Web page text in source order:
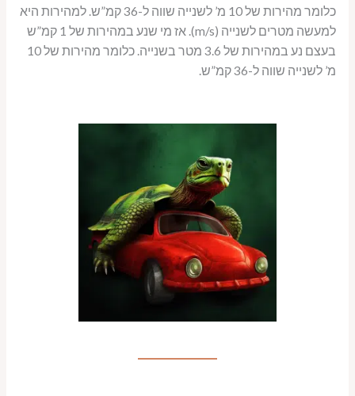
כלומר מהירות של 10 מ’ לשנייה שווה ל-36 קמ”ש. למהירות היא
למעשה מטרים לשנייה (m/s). אז מי שנע במהירות של 1 קמ”ש
בעצם נע במהירות של 3.6 מטר בשנייה. כלומר מהירות של 10
מ’ לשנייה שווה ל-36 קמ”ש.